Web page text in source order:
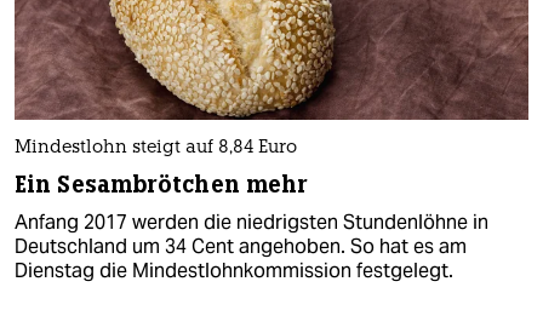
Mindestlohn steigt auf 8,84 Euro
Ein Sesambrötchen mehr
Anfang 2017 werden die niedrigsten Stundenlöhne in
Deutschland um 34 Cent angehoben. So hat es am
Dienstag die Mindestlohnkommission festgelegt.